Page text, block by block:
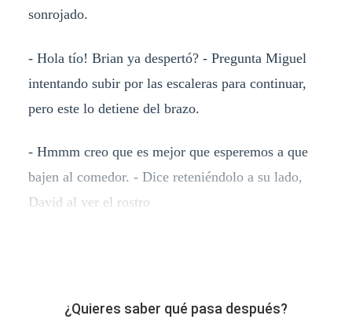
sonrojado.
- Hola tío! Brian ya despertó? - Pregunta Miguel
intentando subir por las escaleras para continuar,
pero este lo detiene del brazo.
- Hmmm creo que es mejor que esperemos a que
bajen al comedor. - Dice reteniéndolo a su lado,
David al ver el rostro
¿Quieres saber qué pasa después?